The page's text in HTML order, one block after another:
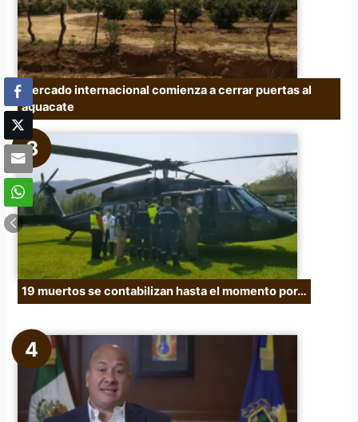
Mercado internacional comienza a cerrar puertas al
aguacate
19 muertos se contabilizan hasta el momento por…